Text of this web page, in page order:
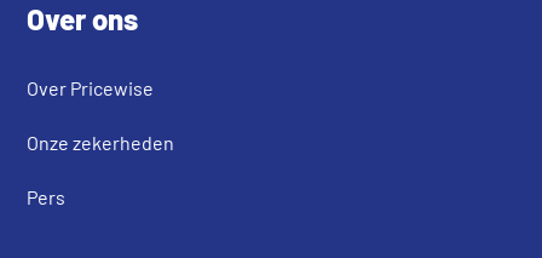
Over ons
Over Pricewise
Onze zekerheden
Pers